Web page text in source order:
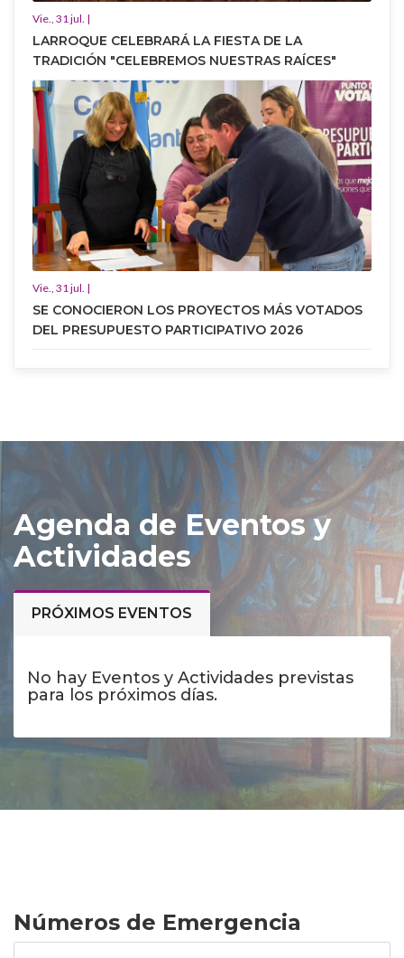
Vie., 31 jul. |
LARROQUE CELEBRARÁ LA FIESTA DE LA
TRADICIÓN "CELEBREMOS NUESTRAS RAÍCES"
Vie., 31 jul. |
SE CONOCIERON LOS PROYECTOS MÁS VOTADOS
DEL PRESUPUESTO PARTICIPATIVO 2026
Agenda de Eventos y
Actividades
PRÓXIMOS EVENTOS
No hay Eventos y Actividades previstas
para los próximos días.
Números de Emergencia